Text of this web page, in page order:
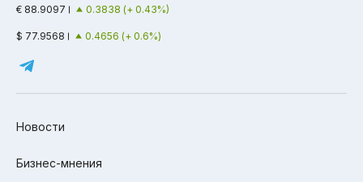
€ 88.9097 0.3838 (+ 0.43%)
$ 77.9568 0.4656 (+ 0.6%)
Новости
Бизнес-мнения